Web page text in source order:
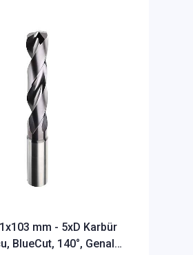
mm - 5xD Karbür
BlueCut, 140°, Genal